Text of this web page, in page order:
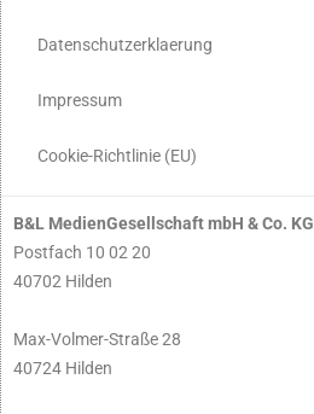
Datenschutzerklaerung
Impressum
Cookie-Richtlinie (EU)
B&L MedienGesellschaft mbH & Co. KG
Postfach 10 02 20
40702 Hilden
Max-Volmer-Straße 28
40724 Hilden